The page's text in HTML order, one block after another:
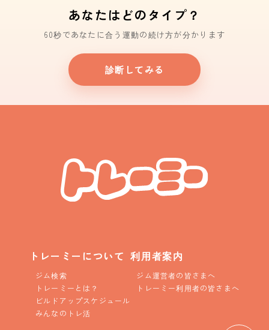
あなたはどのタイプ？
60秒であなたに合う運動の続け方が分かります
診断してみる
トレーミーについて
ジム検索
トレーミーとは？
ビルドアップスケジュール
みんなのトレ活
利用者案内
ジム運営者の皆さまへ
トレーミー利用者の皆さまへ